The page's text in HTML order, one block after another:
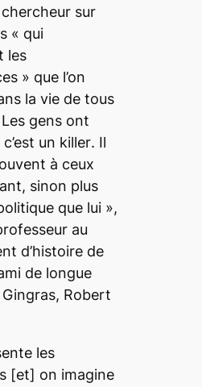
sur
« qui
les
» que l’on
la vie de tous
Les gens ont
un killer. Il
à ceux
sinon plus
que lui »,
au
d’histoire de
de longue
Robert
les
[et] on imagine